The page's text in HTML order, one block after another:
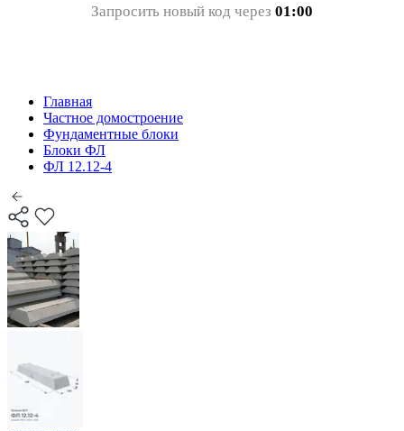
Запросить новый код через 01:00
Главная
Частное домостроение
Фундаментные блоки
Блоки ФЛ
ФЛ 12.12-4